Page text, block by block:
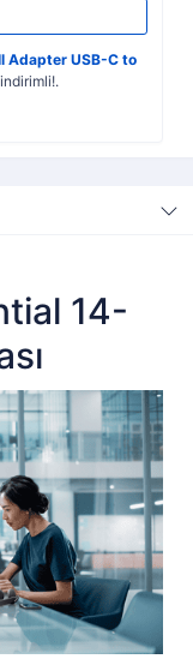
Adapter USB-C to
indirimli!.
14-